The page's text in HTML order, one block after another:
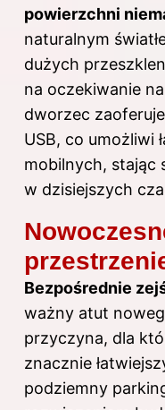
powierzchni
naturalnym
dużych
na oczekiwanie
dworzec
USB, co umożliwi
mobilnych, stając
w dzisiejszych
Bezpośrednie
ważny atut
przyczyna, dla
znacznie
podziemny